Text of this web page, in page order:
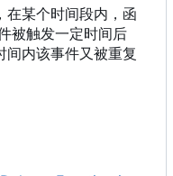
在某个时间段内，函
被触发一定时间后
间内该事件又被重复